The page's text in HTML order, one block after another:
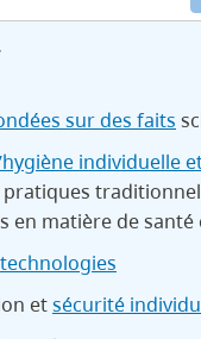
sur des faits
individuelle
en matière de santé
technologies
etsécurité